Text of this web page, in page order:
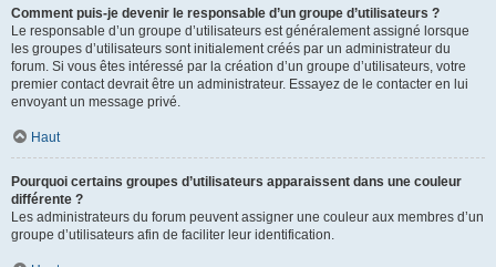
Comment puis-je devenir le responsable d’un groupe d’utilisateurs ?
Le responsable d’un groupe d’utilisateurs est généralement assigné lorsque
les groupes d’utilisateurs sont initialement créés par un administrateur du
forum. Si vous êtes intéressé par la création d’un groupe d’utilisateurs, votre
premier contact devrait être un administrateur. Essayez de le contacter en lui
envoyant un message privé.
Haut
Pourquoi certains groupes d’utilisateurs apparaissent dans une couleur
différente ?
Les administrateurs du forum peuvent assigner une couleur aux membres d’un
groupe d’utilisateurs afin de faciliter leur identification.